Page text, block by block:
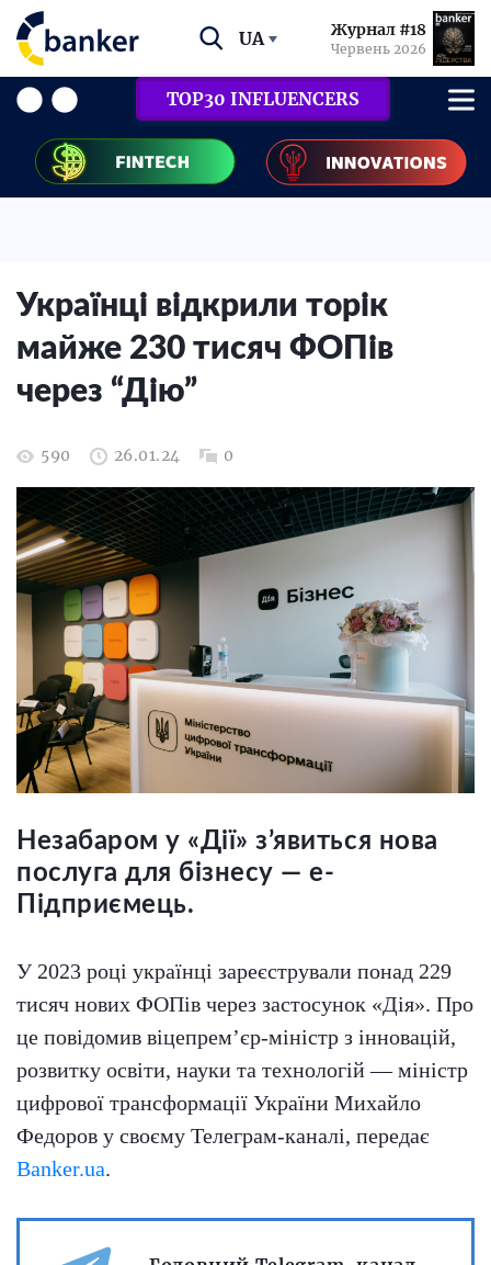
UA Журнал #18
Червень 2026
TOP30 INFLUENCERS
Українці відкрили торік
майже 230 тисяч ФОПів
через “Дію”
590 26.01.24 0
Незабаром у «Дії» з’явиться нова
послуга для бізнесу — е-
Підприємець.
У 2023 році українці зареєстрували понад 229
тисяч нових ФОПів через застосунок «Дія». Про
це повідомив віцепрем’єр-міністр з інновацій,
розвитку освіти, науки та технологій — міністр
цифрової трансформації України Михайло
Федоров у своєму Телеграм-каналі, передає
Banker.ua.